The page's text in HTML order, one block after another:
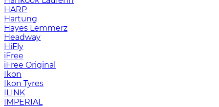
HARP
Hartung
Hayes Lemmerz
Headway
HiFly
iFree
iFree Original
Ikon
Ikon Tyres
ILINK
IMPERIAL